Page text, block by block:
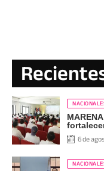
6 de